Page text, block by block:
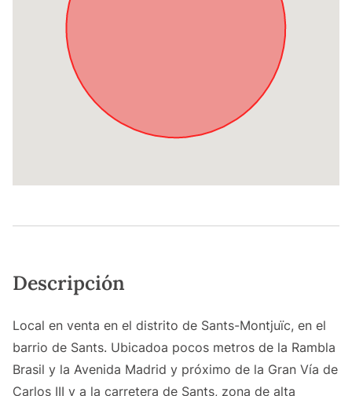
Descripción
Local en venta en el distrito de Sants-Montjuïc, en el
barrio de Sants. Ubicadoa pocos metros de la Rambla
Brasil y la Avenida Madrid y próximo de la Gran Vía de
Carlos III y a la carretera de Sants, zona de alta